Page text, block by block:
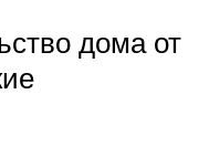
дома от